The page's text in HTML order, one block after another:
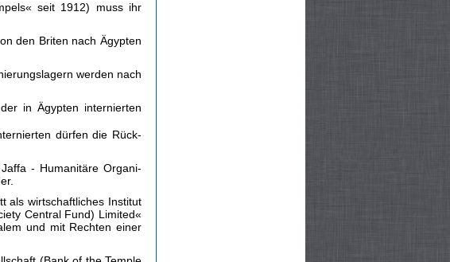
seit 1912) muss ihr
den Briten nach Ägypten
werden nach
in Ägypten internierten
dürfen die Rück­
- Humanitäre Organi­
als wirtschaftliches Institut
Central Fund) Limited«
und mit Rechten einer